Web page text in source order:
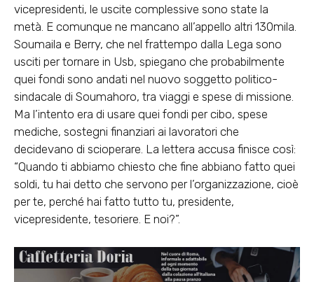
vicepresidenti, le uscite complessive sono state la
metà. E comunque ne mancano all’appello altri 130mila.
Soumaila e Berry, che nel frattempo dalla Lega sono
usciti per tornare in Usb, spiegano che probabilmente
quei fondi sono andati nel nuovo soggetto politico-
sindacale di Soumahoro, tra viaggi e spese di missione.
Ma l’intento era di usare quei fondi per cibo, spese
mediche, sostegni finanziari ai lavoratori che
decidevano di scioperare. La lettera accusa finisce così:
“Quando ti abbiamo chiesto che fine abbiano fatto quei
soldi, tu hai detto che servono per l’organizzazione, cioè
per te, perché hai fatto tutto tu, presidente,
vicepresidente, tesoriere. E noi?”.